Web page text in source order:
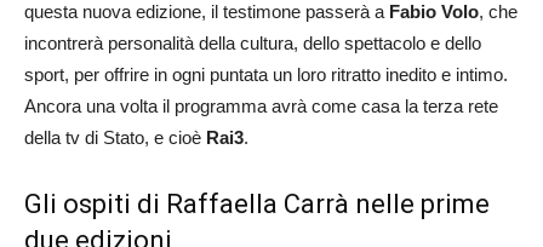
questa nuova edizione, il testimone passerà a Fabio Volo, che
incontrerà personalità della cultura, dello spettacolo e dello
sport, per offrire in ogni puntata un loro ritratto inedito e intimo.
Ancora una volta il programma avrà come casa la terza rete
della tv di Stato, e cioè Rai3.
Gli ospiti di Raffaella Carrà nelle prime
due edizioni